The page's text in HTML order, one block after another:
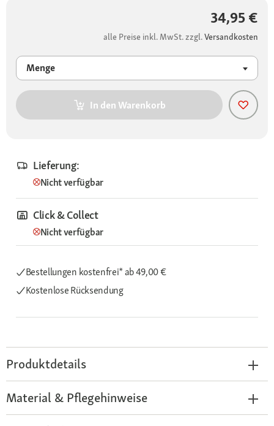
34,95 €
alle Preise inkl. MwSt. zzgl.Versandkosten
Menge
In den Warenkorb
Lieferung:
Nicht verfügbar
Click & Collect
Nicht verfügbar
Bestellungen kostenfrei*ab 49,00 €
Kostenlose Rücksendung
Produktdetails
Material & Pflegehinweise